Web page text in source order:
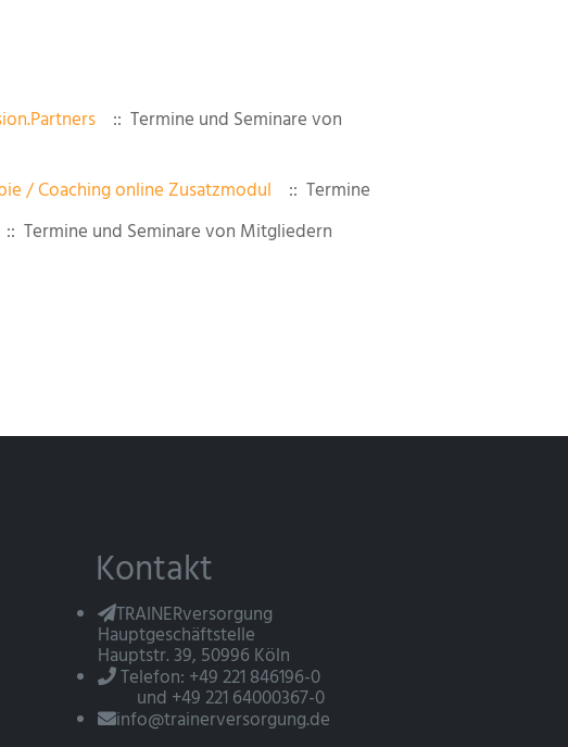
:: Termine und Seminare von
/ Coaching online Zusatzmodul :: Termine
:: Termine und Seminare von Mitgliedern
Kontakt
TRAINERversorgung
Hauptgeschäftstelle
Hauptstr. 39, 50996 Köln
Telefon: +49 221 846196-0
und +49 221 64000367-0
info@trainerversorgung.de